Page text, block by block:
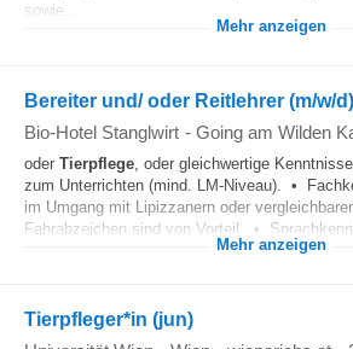
sowie...
Mehr anzeigen
Bereiter und/ oder Reitlehrer (m/w/d)
Bio-Hotel Stanglwirt - Going am Wilden
oder Tierpflege, oder gleichwertige
zum Unterrichten (mind. LM-Niveau). •
im Umgang mit Lipizzanern oder
Fahrabzeichen sind von Vorteil. •
Mehr anzeigen
Tierpfleger*in (jun)